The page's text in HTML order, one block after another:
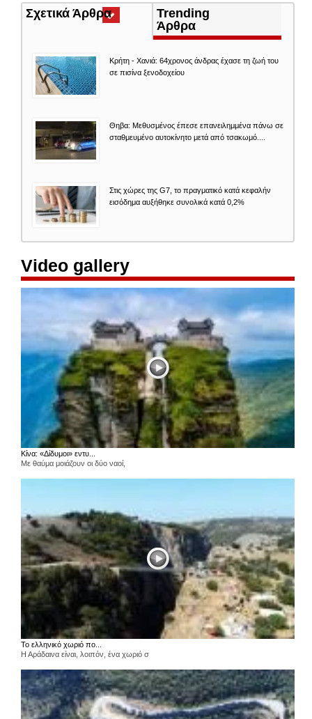
Σχετικά Άρθρα(ενεργή
καρτέλα)
Trending
Άρθρα
Κρήτη - Χανιά: 64χρονος άνδρας έχασε τη ζωή του
σε πισίνα ξενοδοχείου
Θηβα: Μεθυσμένος έπεσε επανειλημμένα πάνω σε
σταθμευμένο αυτοκίνητο μετά από τσακωμό....
Στις χώρες της G7, το πραγματικό κατά κεφαλήν
εισόδημα αυξήθηκε συνολικά κατά 0,2%
Video gallery
Κίνα: «Δίδυμοι» εντυ...
Με θαύμα μοιάζουν οι δύο ναοί,
Το ελληνικό χωριό πο...
Η Αράδαινα είναι, λοιπόν, ένα χωριό σ